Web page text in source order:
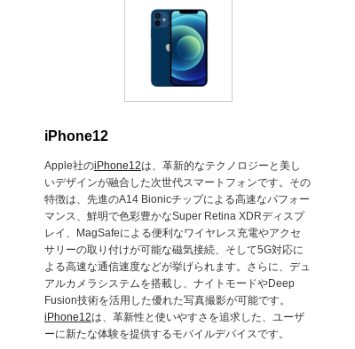
iPhone12
Apple社のiPhone12は、革新的なテクノロジーと美し
いデザインが融合した次世代スマートフォンです。その
特徴は、先進のA14 Bionicチップによる高速なパフォー
マンス、鮮明で色彩豊かなSuper Retina XDRディスプ
レイ、MagSafeによる便利なワイヤレス充電やアクセ
サリーの取り付けが可能な磁気接続、そして5G対応に
よる高速な通信速度などが挙げられます。さらに、デュ
アルカメラシステムを搭載し、ナイトモードやDeep
Fusion技術を活用した優れた写真撮影が可能です。
iPhone12は、革新性と使いやすさを追求した、ユーザ
ーに新たな体験を提供するモバイルデバイスです。